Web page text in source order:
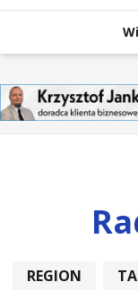
REGION